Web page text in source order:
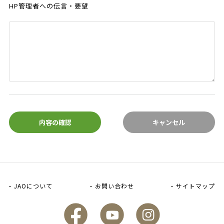
HP管理者への伝言・要望
内容の確認 キャンセル
JAOについて お問い合わせ サイトマップ